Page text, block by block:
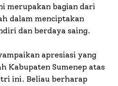
merupakan bagian dari
dalam menciptakan
dan berdaya saing.
apresiasi yang
Kabupaten Sumenep atas
ini. Beliau berharap